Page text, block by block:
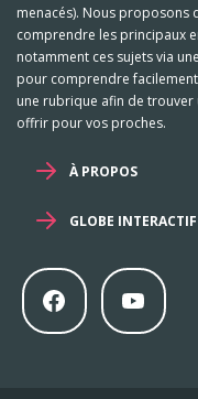
menacés). Nous proposons
comprendre les principaux
notamment ces sujets via
pour comprendre
une rubrique afin de trouver
offrir pour vos proches.
À PROPOS
GLOBE INTERACTIF